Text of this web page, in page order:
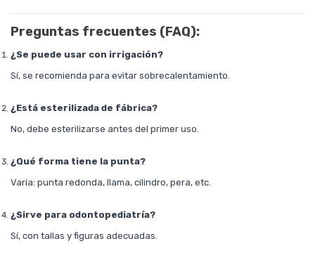
Preguntas frecuentes (FAQ):
¿Se puede usar con irrigación?
Sí, se recomienda para evitar sobrecalentamiento.
¿Está esterilizada de fábrica?
No, debe esterilizarse antes del primer uso.
¿Qué forma tiene la punta?
Varía: punta redonda, llama, cilindro, pera, etc.
¿Sirve para odontopediatría?
Sí, con tallas y figuras adecuadas.